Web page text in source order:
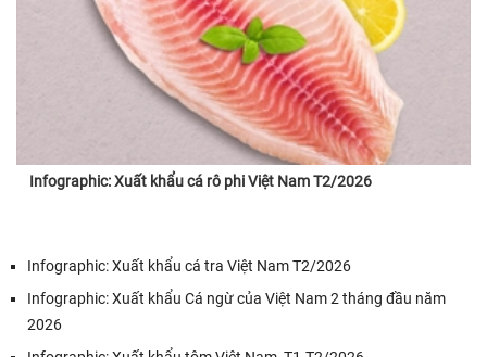
Infographic: Xuất khẩu cá rô phi Việt Nam T2/2026
Infographic: Xuất khẩu cá tra Việt Nam T2/2026
Infographic: Xuất khẩu Cá ngừ của Việt Nam 2 tháng đầu năm
2026